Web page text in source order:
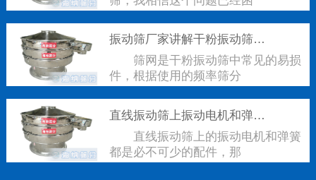
振动筛厂家讲解干粉振动筛筛网如何裁剪
筛网是干粉振动筛中常见的易损
件，根据使用的频率筛分
直线振动筛上振动电机和弹簧有什么联系
直线振动筛上的振动电机和弹簧
都是必不可少的配件，那